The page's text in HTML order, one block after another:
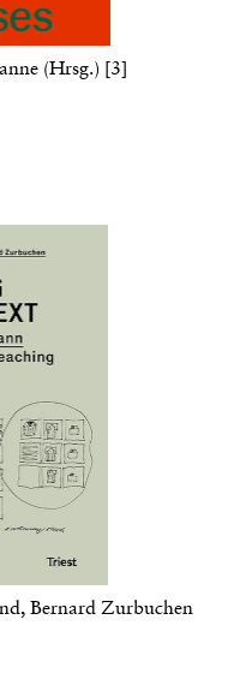
(Hrsg.) [3]
Bernard Zurbuchen